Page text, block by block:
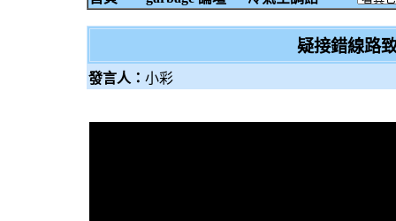
疑接錯線路
發言人： 小彩